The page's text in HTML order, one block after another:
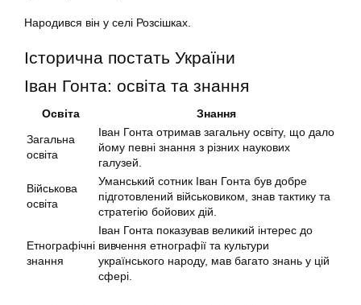
Народився він у селі Розсішках.
Історична постать України
Іван Гонта: освіта та знання
Освіта
Знання
Загальна
освіта
Іван Гонта отримав загальну освіту, що дало
йому певні знання з різних наукових
галузей.
Військова
освіта
Уманський сотник Іван Гонта був добре
підготовлений військовиком, знав тактику та
стратегію бойових дій.
Етнографічні
знання
Іван Гонта показував великий інтерес до
вивчення етнографії та культури
українського народу, мав багато знань у цій
сфері.